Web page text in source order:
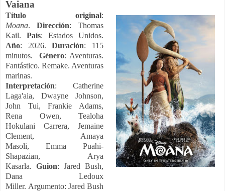
Vaiana
Título original:
Moana.Dirección: Thomas
Kail.País: Estados Unidos.
Año: 2026.Duración: 115
minutos.Género: Aventuras.
Fantástico. Remake. Aventuras
marinas.
Interpretación: Catherine
Laga'aia, Dwayne Johnson,
John Tui, Frankie Adams,
Rena Owen, Tealoha
Hokulani Carrera, Jemaine
Clement, Amaya
Masoli, Emma Puahi-
Shapazian, Arya
Kasarla.Guion: Jared Bush,
Dana Ledoux
Miller. Argumento: Jared Bush